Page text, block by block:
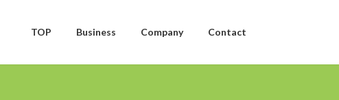
TOP Business Company Contact